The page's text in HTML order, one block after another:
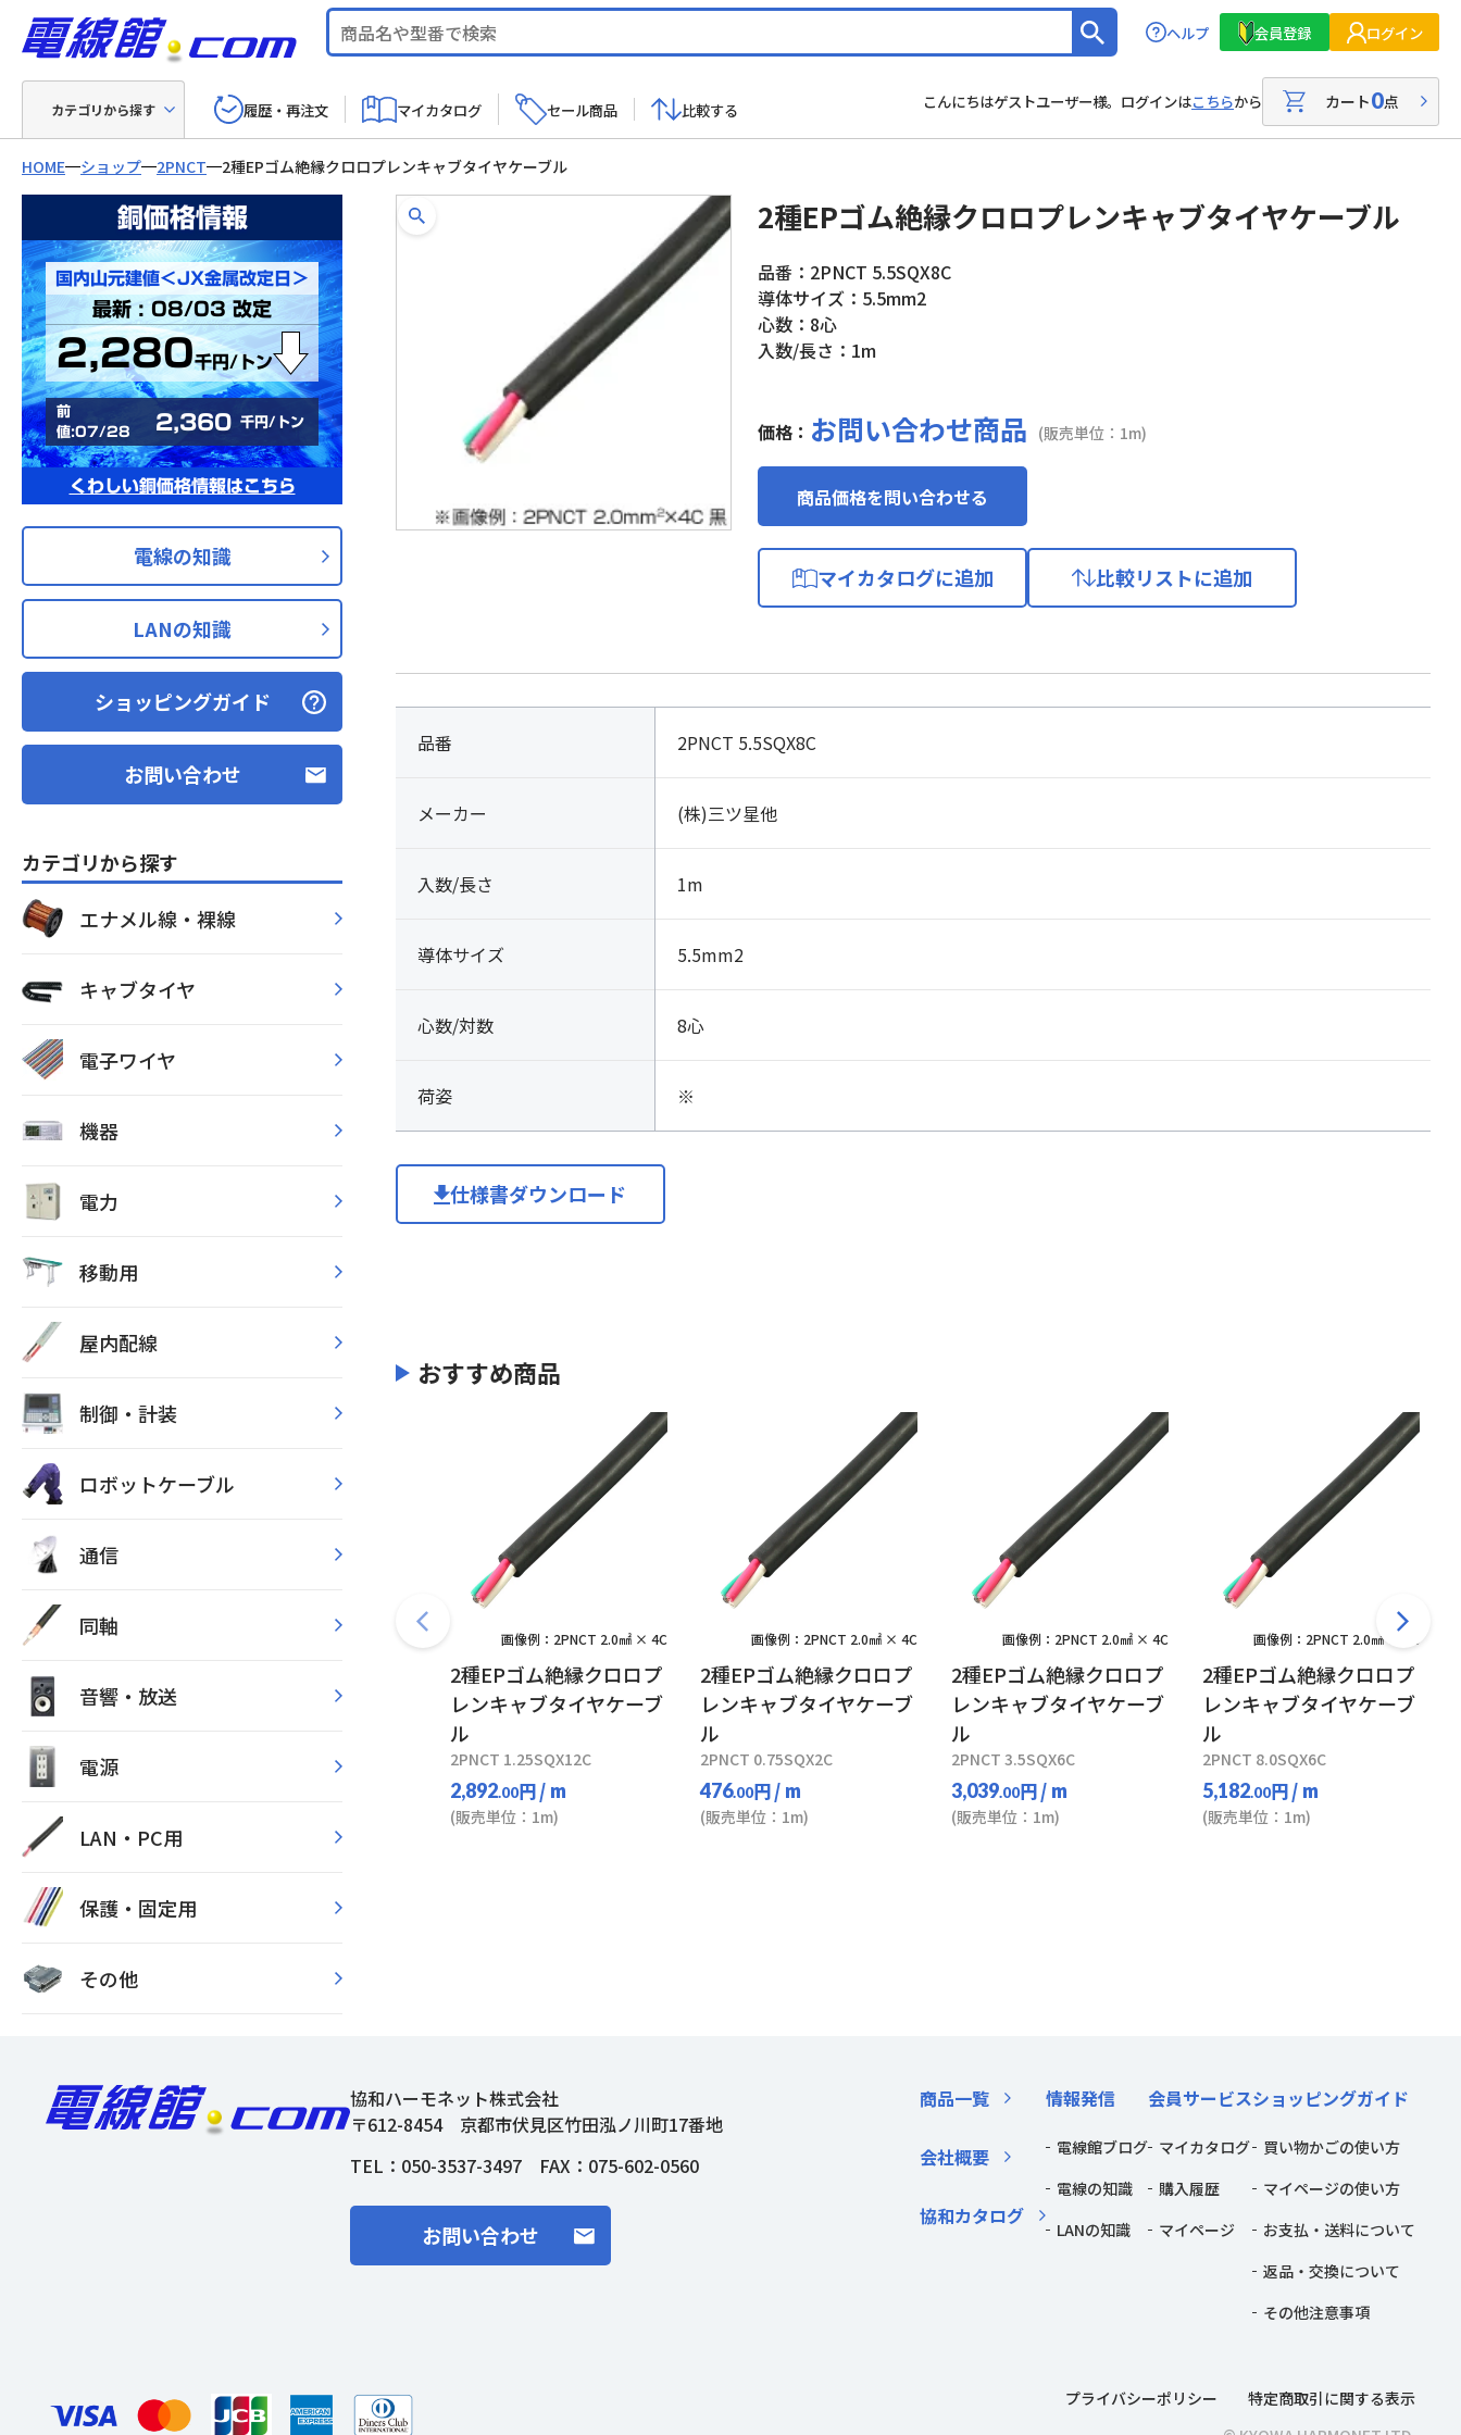
ヘルプ 会員登録 ログイン
カテゴリから探す 履歴・再注文 マイカタログ セール商品 比較する こんにちはゲストユーザー様。ログインはこちらから カート0点
HOME ショップ 2PNCT 2種EPゴム絶縁クロロプレンキャブタイヤケーブル
銅価格情報
国内山元建値＜JX金属改定日＞
最新 : 08/03 改定
2,280千円/トン
前
値:07/28
2,360 千円/トン
くわしい銅価格情報はこちら
電線の知識
LANの知識
ショッピングガイド
お問い合わせ
カテゴリから探す
エナメル線・裸線
キャブタイヤ
電子ワイヤ
機器
電力
移動用
屋内配線
制御・計装
ロボットケーブル
通信
同軸
音響・放送
電源
LAN・PC用
保護・固定用
その他
2種EPゴム絶縁クロロプレンキャブタイヤケーブル
品番：2PNCT 5.5SQX8C
導体サイズ：5.5mm2
心数：8心
入数/長さ：1m
価格： お問い合わせ商品 (販売単位：1m)
商品価格を問い合わせる
マイカタログに追加 比較リストに追加
品番 2PNCT 5.5SQX8C
メーカー (株)三ツ星他
入数/長さ 1m
導体サイズ 5.5mm2
心数/対数 8心
荷姿 ※
仕様書ダウンロード
おすすめ商品
画像例：2PNCT 2.0㎟ × 4C
2種EPゴム絶縁クロロプ
レンキャブタイヤケーブ
ル
2PNCT 1.25SQX12C
2,892.00円/ m
(販売単位：1m)
画像例：2PNCT 2.0㎟ × 4C
2種EPゴム絶縁クロロプ
レンキャブタイヤケーブ
ル
2PNCT 0.75SQX2C
476.00円/ m
(販売単位：1m)
画像例：2PNCT 2.0㎟ × 4C
2種EPゴム絶縁クロロプ
レンキャブタイヤケーブ
ル
2PNCT 3.5SQX6C
3,039.00円/ m
(販売単位：1m)
画像例：2PNCT 2.0㎟ × 4C
2種EPゴム絶縁クロロプ
レンキャブタイヤケーブ
ル
2PNCT 8.0SQX6C
5,182.00円/ m
(販売単位：1m)
協和ハーモネット株式会社
〒612-8454 京都市伏見区竹田泓ノ川町17番地
TEL： 050-3537-3497 FAX：075-602-0560
お問い合わせ
商品一覧
会社概要
協和カタログ
情報発信
電線館ブログ
電線の知識
LANの知識
会員サービス
マイカタログ
購入履歴
マイページ
ショッピングガイド
買い物かごの使い方
マイページの使い方
お支払・送料について
返品・交換について
その他注意事項
プライバシーポリシー
特定商取引に関する表示